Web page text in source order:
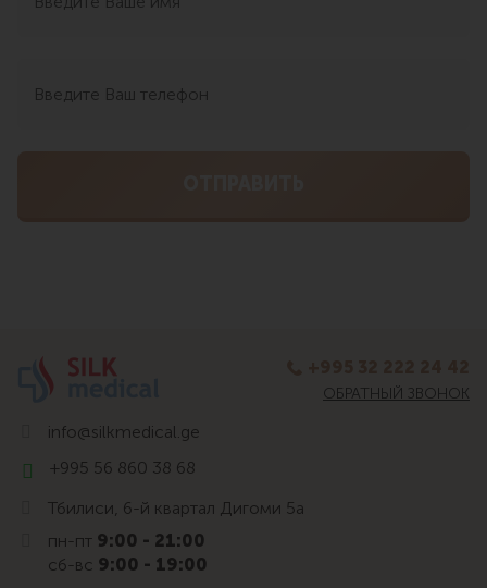
ОБРАТНЫЙ ЗВОНОК
info@silkmedical.ge
+995 56 860 38 68
Тбилиси, 6-й квартал Дигоми 5а
пн-пт 9:00 - 21:00
сб-вс 9:00 - 19:00